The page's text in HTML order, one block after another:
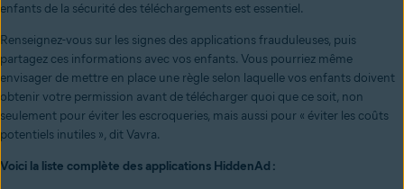
enfants de la sécurité des téléchargements est essentiel.
Renseignez-vous sur les signes des applications frauduleuses, puis
partagez ces informations avec vos enfants. Vous pourriez même
envisager de mettre en place une règle selon laquelle vos enfants doivent
obtenir votre permission avant de télécharger quoi que ce soit, non
seulement pour éviter les escroqueries, mais aussi pour « éviter les coûts
potentiels inutiles », dit Vavra.
Voici la liste complète des applications HiddenAd :